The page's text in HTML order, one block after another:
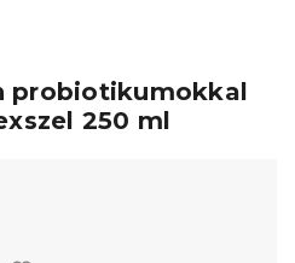
probiotikumokkal
250 ml